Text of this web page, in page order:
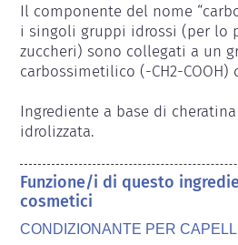
Il componente del nome
i singoli gruppi idrossi (per lo
zuccheri) sono collegati a un
carbossimetilico (-CH2-COOH)
Ingrediente a base di
idrolizzata.
Funzione/i di questo
cosmetici
CONDIZIONANTE PER CAPELLI